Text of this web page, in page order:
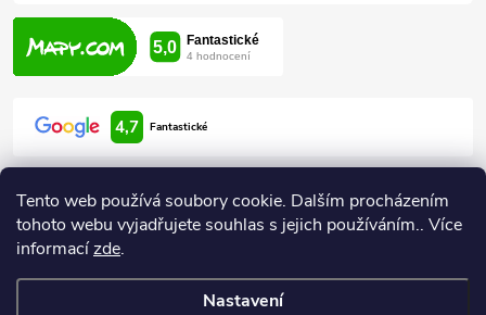
Tento web používá soubory cookie. Dalším procházením
tohoto webu vyjadřujete souhlas s jejich používáním.. Více
informacízde.
Nastavení
4,7 Fantastické